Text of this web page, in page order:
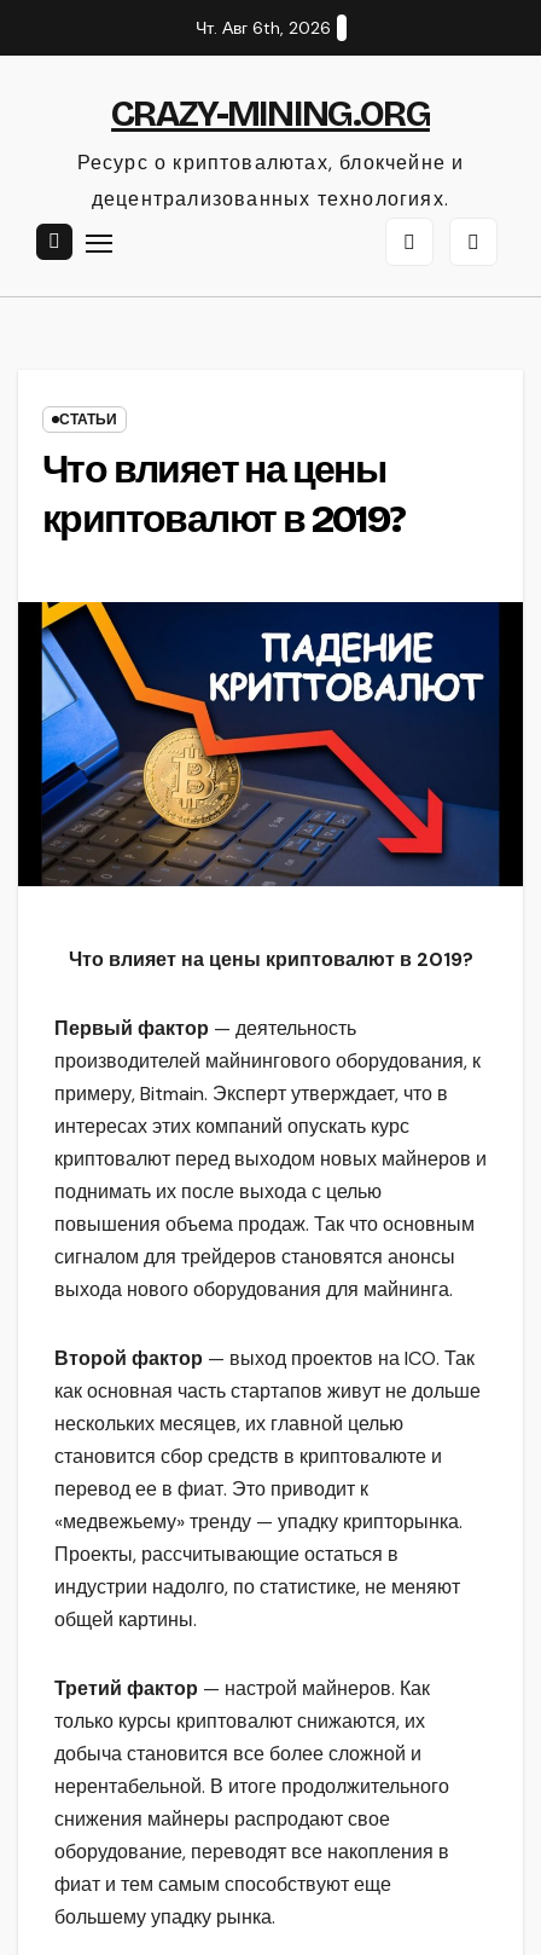
к
Чт. Авг 6th, 2026
CRAZY-MINING.ORG
Ресурс о криптовалютах, блокчейне и
децентрализованных технологиях.
СТАТЬИ
Что влияет на цены
криптовалют в 2019?
Что влияет на цены криптовалют в 2019?
Первый фактор — деятельность
производителей майнингового оборудования, к
примеру, Bitmain. Эксперт утверждает, что в
интересах этих компаний опускать курс
криптовалют перед выходом новых майнеров и
поднимать их после выхода с целью
повышения объема продаж. Так что основным
сигналом для трейдеров становятся анонсы
выхода нового оборудования для майнинга.
Второй фактор — выход проектов на ICO. Так
как основная часть стартапов живут не дольше
нескольких месяцев, их главной целью
становится сбор средств в криптовалюте и
перевод ее в фиат. Это приводит к
«медвежьему» тренду — упадку крипторынка.
Проекты, рассчитывающие остаться в
индустрии надолго, по статистике, не меняют
общей картины.
Третий фактор — настрой майнеров. Как
только курсы криптовалют снижаются, их
добыча становится все более сложной и
нерентабельной. В итоге продолжительного
снижения майнеры распродают свое
оборудование, переводят все накопления в
фиат и тем самым способствуют еще
большему упадку рынка.